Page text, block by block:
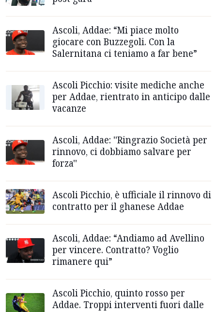
Ascoli, Addae: “Mi piace molto
giocare con Buzzegoli. Con la
Salernitana ci teniamo a far bene”
Ascoli Picchio: visite mediche anche
per Addae, rientrato in anticipo dalle
vacanze
Ascoli, Addae: ''Ringrazio Società per
rinnovo, ci dobbiamo salvare per
forza''
Ascoli Picchio, è ufficiale il rinnovo di
contratto per il ghanese Addae
Ascoli, Addae: “Andiamo ad Avellino
per vincere. Contratto? Voglio
rimanere qui”
Ascoli Picchio, quinto rosso per
Addae. Troppi interventi fuori dalle